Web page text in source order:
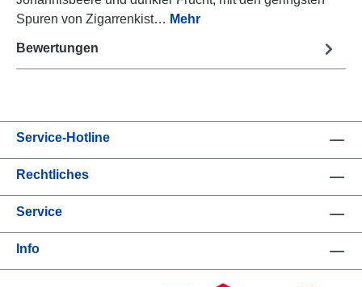
Spuren von Zigarrenkist… Mehr
Bewertungen
Service-Hotline
Rechtliches
Service
Info